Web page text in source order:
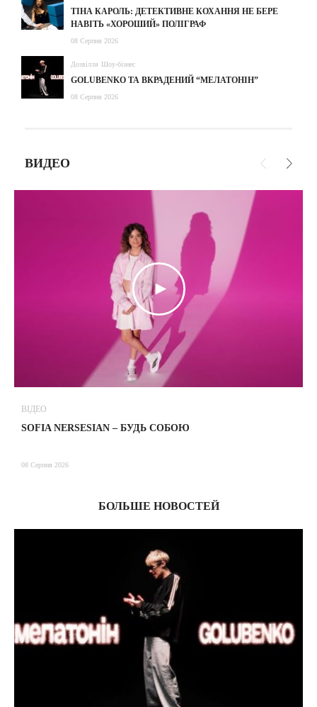
ТІНА КАРОЛЬ: ДЕТЕКТИВНЕ КОХАННЯ НЕ БЕРЕ
НАВІТЬ «ХОРОШИЙ» ПОЛІГРАФ
08 Серпня 2026
Дозвілля Шоу-бізнес
GOLUBENKO ТА ВКРАДЕНИЙ “МЕЛАТОНІН”
08 Серпня 2026
ВИДЕО
ВІДЕО
SOFIA NERSESIAN – БУДЬ СОБОЮ
08 Серпня 2026
БОЛЬШЕ НОВОСТЕЙ